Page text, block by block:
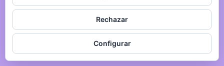
Rechazar
Configurar